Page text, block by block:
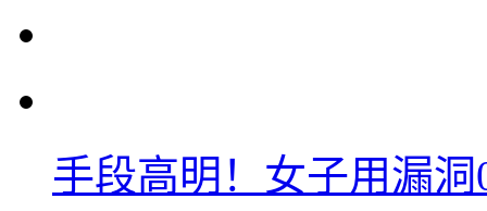
手段高明！女子用漏